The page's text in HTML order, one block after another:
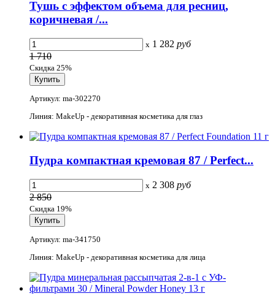
Тушь с эффектом объема для ресниц,
коричневая /...
x 1 282 руб
1 710
Скидка 25%
Артикул: ma-302270
Линия: MakeUp - декоративная косметика для глаз
Пудра компактная кремовая 87 / Perfect...
x 2 308 руб
2 850
Скидка 19%
Артикул: ma-341750
Линия: MakeUp - декоративная косметика для лица